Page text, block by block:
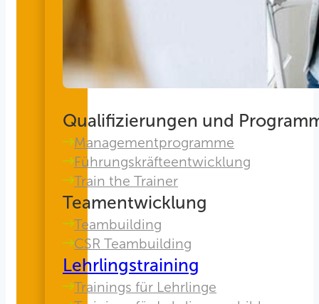
Qualifizierungen und
Managementprogramme
Führungskräfteentwicklung
Train the Trainer
Teamentwicklung
Teambuilding
CSR Teambuilding
Lehrlingstraining
Trainings für Lehrlinge